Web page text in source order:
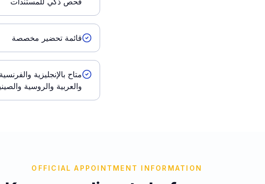
قائمة تحضير مخصصة
متاح بالإنجليزية
والعربية والروسية
OFFICIAL APPOINTMENT INFORMATION